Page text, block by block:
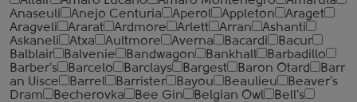
Anaseuli
Anejo Centuria Aperol Appleton
Araget
Aragveli
Ararat Ardmore Arlett Arran
Ashanti
Askaneli
Atxa Aultmore Averna Bacardi
Bacur
Balblair
Balvenie Bandwagon Bankhall
Barbadillo
Barber's
Barcelo Barclays Bargest Baron Otard
Barr
an Uisce
Barrel Barrister Bayou Beaulieu
Beaver's
Dram
Becherovka Bee Gin Belgian Owl
Bell's